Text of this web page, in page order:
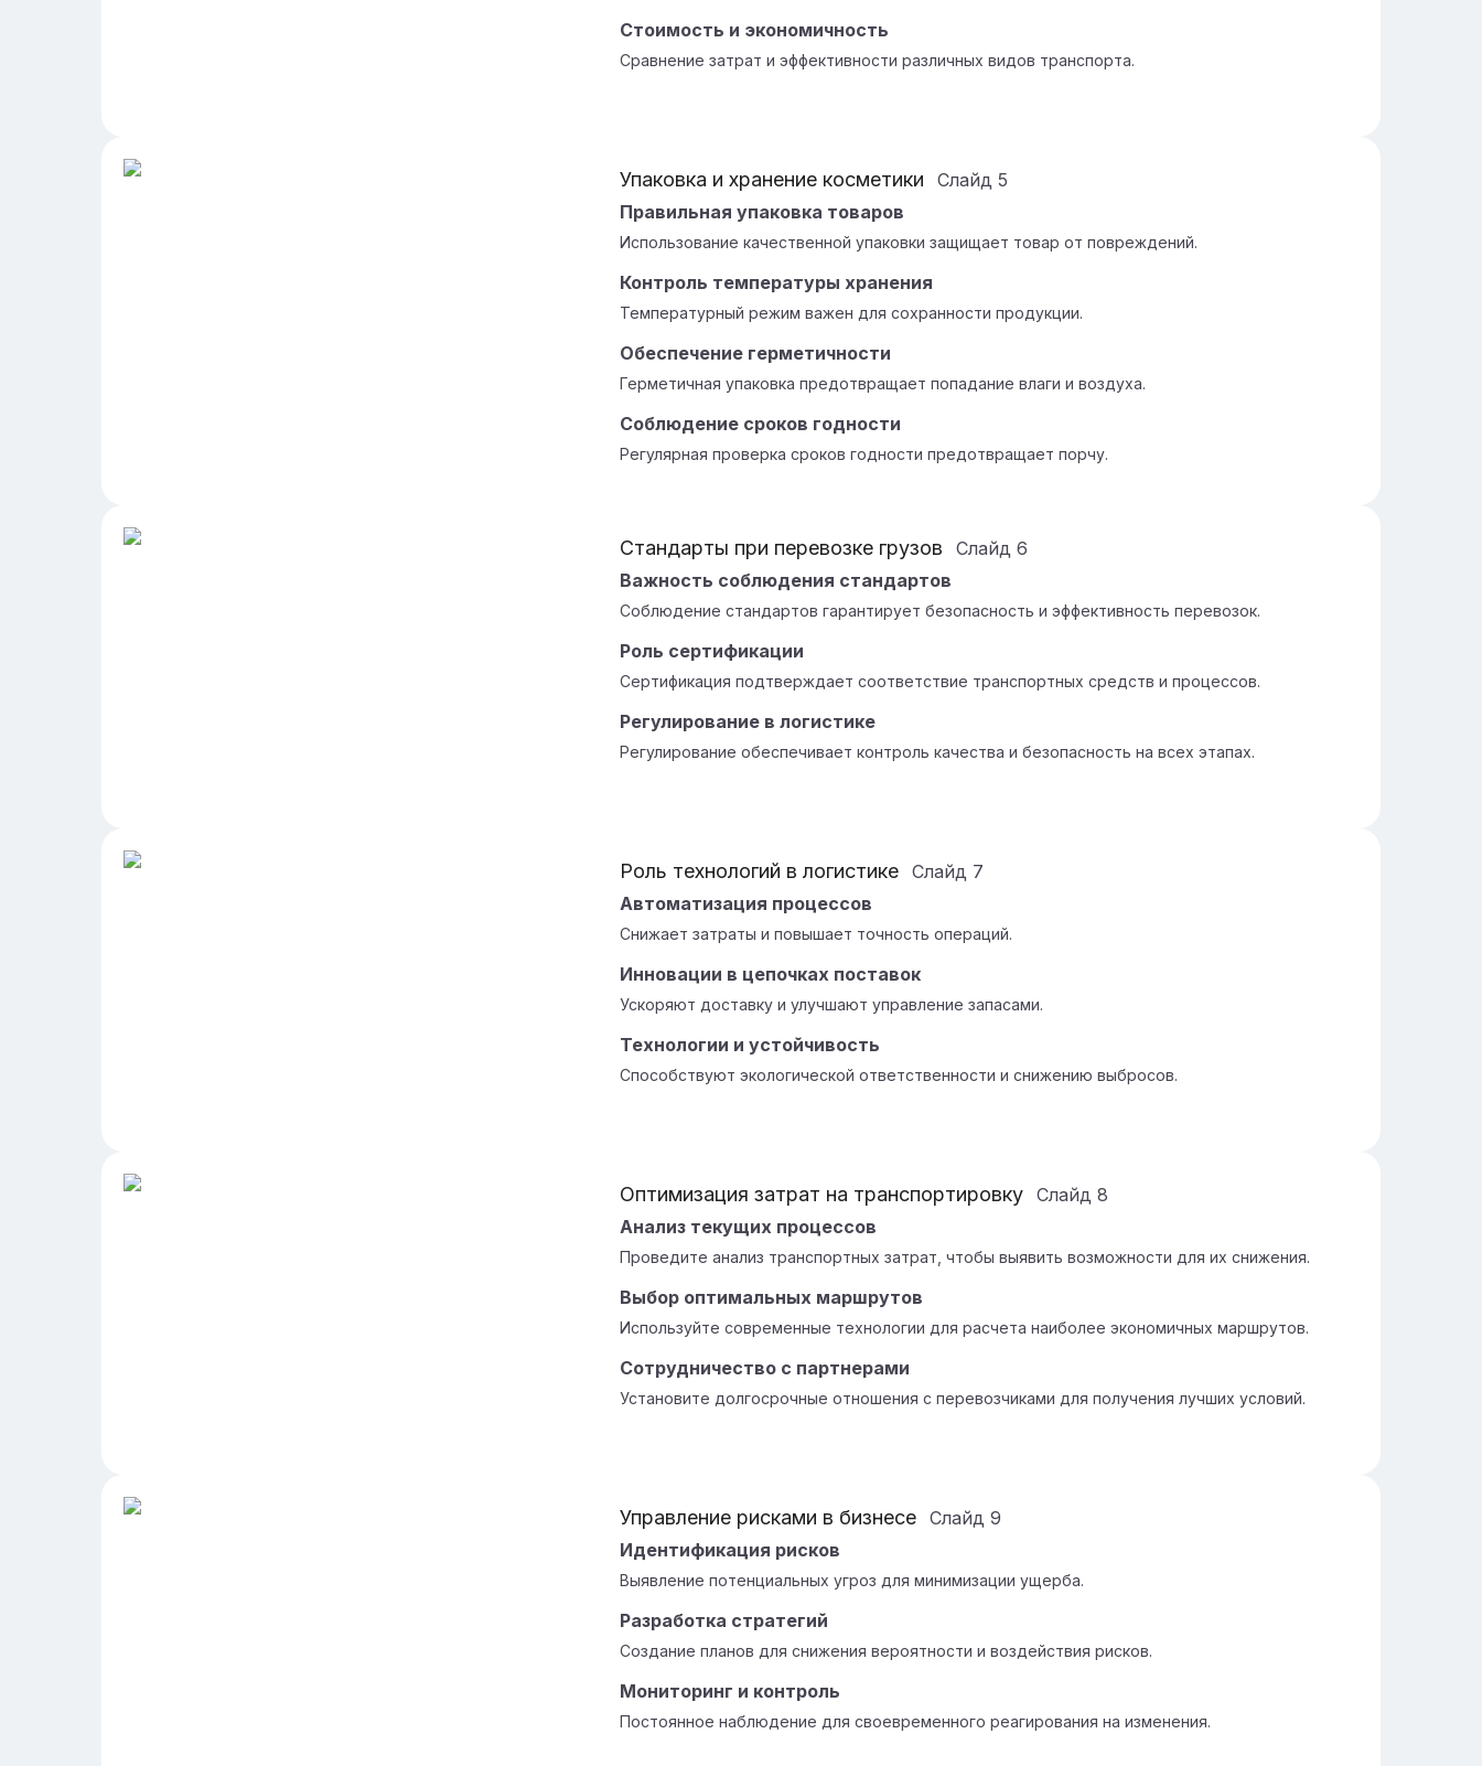
Стоимость и экономичность
Сравнение затрат и эффективности различных видов транспорта.
Упаковка и хранение косметики Слайд 5
Правильная упаковка товаров
Использование качественной упаковки защищает товар от повреждений.
Контроль температуры хранения
Температурный режим важен для сохранности продукции.
Обеспечение герметичности
Герметичная упаковка предотвращает попадание влаги и воздуха.
Соблюдение сроков годности
Регулярная проверка сроков годности предотвращает порчу.
Стандарты при перевозке грузов Слайд 6
Важность соблюдения стандартов
Соблюдение стандартов гарантирует безопасность и эффективность перевозок.
Роль сертификации
Сертификация подтверждает соответствие транспортных средств и процессов.
Регулирование в логистике
Регулирование обеспечивает контроль качества и безопасность на всех этапах.
Роль технологий в логистике Слайд 7
Автоматизация процессов
Снижает затраты и повышает точность операций.
Инновации в цепочках поставок
Ускоряют доставку и улучшают управление запасами.
Технологии и устойчивость
Способствуют экологической ответственности и снижению выбросов.
Оптимизация затрат на транспортировку Слайд 8
Анализ текущих процессов
Проведите анализ транспортных затрат, чтобы выявить возможности для их снижения.
Выбор оптимальных маршрутов
Используйте современные технологии для расчета наиболее экономичных маршрутов.
Сотрудничество с партнерами
Установите долгосрочные отношения с перевозчиками для получения лучших условий.
Управление рисками в бизнесе Слайд 9
Идентификация рисков
Выявление потенциальных угроз для минимизации ущерба.
Разработка стратегий
Создание планов для снижения вероятности и воздействия рисков.
Мониторинг и контроль
Постоянное наблюдение для своевременного реагирования на изменения.